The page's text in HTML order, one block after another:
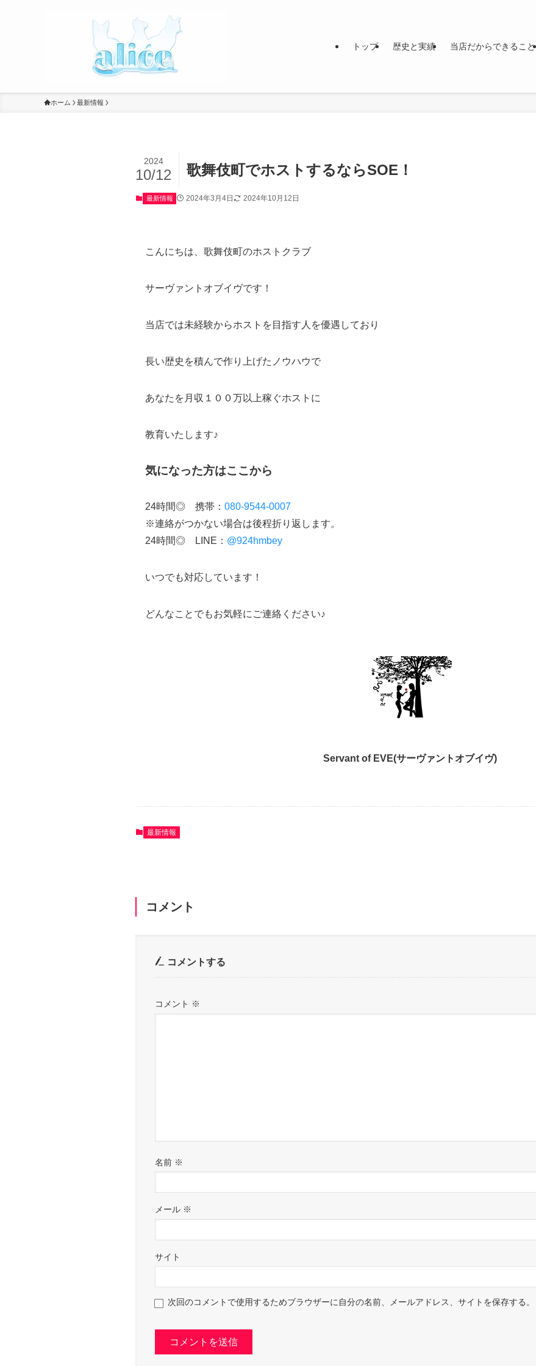
トップ 歴史と実績 当店だからできること
ホーム 最新情報
歌舞伎町でホストするならSOE！
2024
10/12
最新情報 2024年3月4日 2024年10月12日
こんにちは、歌舞伎町のホストクラブ
サーヴァントオブイヴです！
当店では未経験からホストを目指す人を優遇しており
長い歴史を積んで作り上げたノウハウで
あなたを月収１００万以上稼ぐホストに
教育いたします♪
気になった方はここから
24時間◎ 携帯： 080-9544-0007
※連絡がつかない場合は後程折り返します。
24時間◎ LINE： @924hmbey
いつでも対応しています！
どんなことでもお気軽にご連絡ください♪
Servant of EVE(サーヴァントオブイヴ)
最新情報
コメント
コメントする
コメント ※
名前 ※
メール ※
サイト
次回のコメントで使用するためブラウザーに自分の名前、メールアドレス、サイトを保存する。